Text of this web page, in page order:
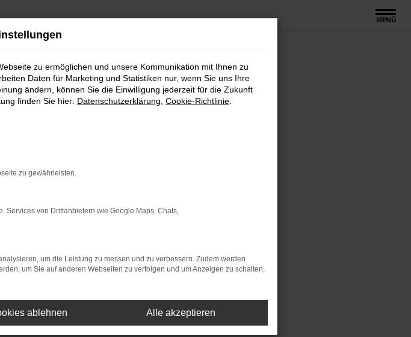
MENÜ
zu ermöglichen und unsere Kommunikation mit Ihnen zu
Daten für Marketing und Statistiken nur, wenn Sie uns Ihre
ändern, können Sie die Einwilligung jederzeit für die Zukunft
finden Sie hier: Datenschutzerklärung Cookie-Richtlinie
zu gewährleisten.
Services von Drittanbietern wie Google Maps, Chats,
um die Leistung zu messen und zu verbessern. Zudem werden
um Sie auf anderen Webseiten zu verfolgen und um Anzeigen zu schalten,
ablehnen Alle akzeptieren